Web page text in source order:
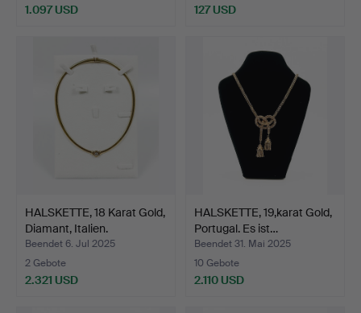
1.097 USD 127 USD
HALSKETTE, 18 Karat Gold,
Diamant, Italien.
Beendet 6. Jul 2025
2 Gebote
2.321 USD
HALSKETTE, 19,karat Gold,
Portugal. Es ist…
Beendet 31. Mai 2025
10 Gebote
2.110 USD